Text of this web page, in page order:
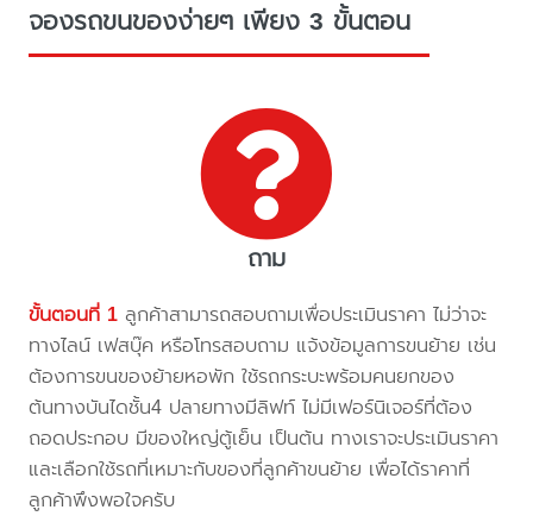
จองรถขนของง่ายๆ เพียง 3 ขั้นตอน
ถาม
ขั้นตอนที่ 1 ลูกค้าสามารถสอบถามเพื่อประเมินราคา ไม่ว่าจะ
ทางไลน์ เฟสบุ๊ค หรือโทรสอบถาม แจ้งข้อมูลการขนย้าย เช่น
ต้องการขนของย้ายหอพัก ใช้รถกระบะพร้อมคนยกของ
ต้นทางบันไดชั้น4 ปลายทางมีลิฟท์ ไม่มีเฟอร์นิเจอร์ที่ต้อง
ถอดประกอบ มีของใหญ่ตู้เย็น เป็นต้น ทางเราจะประเมินราคา
และเลือกใช้รถที่เหมาะกับของที่ลูกค้าขนย้าย เพื่อได้ราคาที่
ลูกค้าพึงพอใจครับ